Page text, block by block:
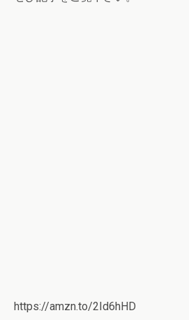
https://amzn.to/2Id6hHD